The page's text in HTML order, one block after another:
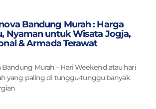
Bandung Murah : Harga
Nyaman untuk Wisata Jogja,
& Armada Terawat
Murah – Hari Weekend atau hari
yang paling di tunggu-tunggu banyak